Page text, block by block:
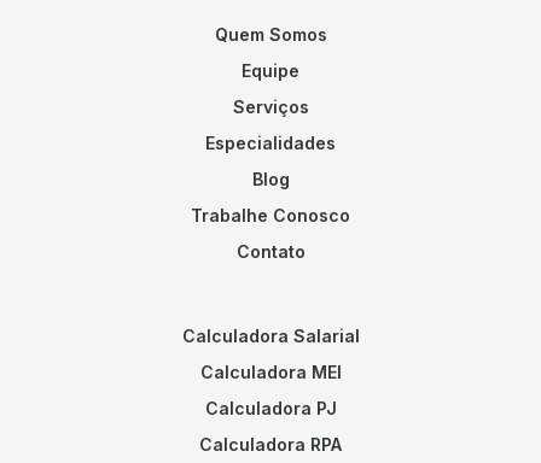
Quem Somos
Equipe
Serviços
Especialidades
Blog
Trabalhe Conosco
Contato
Calculadora Salarial
Calculadora MEI
Calculadora PJ
Calculadora RPA